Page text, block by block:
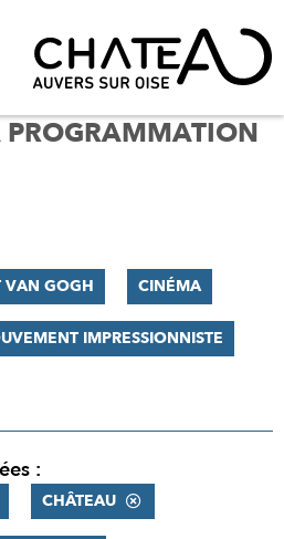
PROGRAMMATION
VAN GOGH CINÉMA
IMPRESSIONNISTE
:
CHÂTEAU